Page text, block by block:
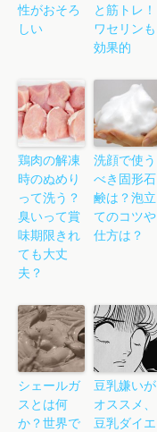
性がおそろ
しい
と筋トレ！
ワセリンも
効果的
鶏肉の解凍
時のぬめり
って洗う？
臭いって賞
味期限きれ
ても大丈
夫？
洗顔で使う
べき固形石
鹸は？泡立
てのコツや
仕方は？
シェールガ
スとは何
か？世界で
豆乳嫌いが
オススメ、
豆乳ダイエ